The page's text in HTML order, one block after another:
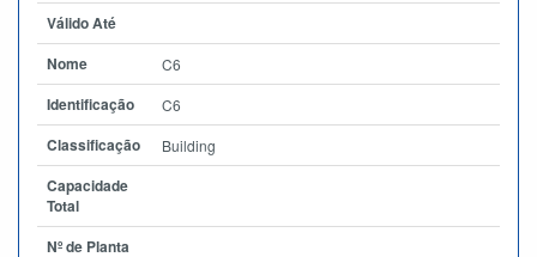
Válido Até
Nome
C6
Identificação C6
Classificação Building
Capacidade
Total
Nº de Planta